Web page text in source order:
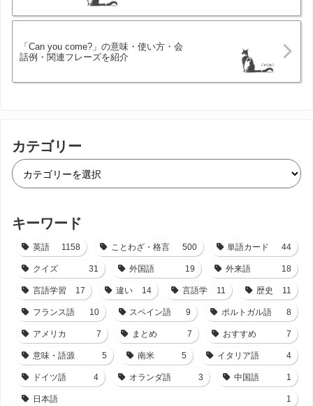
「Can you come?」の意味・使い方・会
話例・関連フレーズを紹介
カテゴリー
キーワード
英語 1158 ことわざ・格言 500 単語カード 44
クイズ 31 外国語 19 外来語 18
言語学習 17 違い 14 言語学 11 歴史 11
フランス語 10 スペイン語 9 ポルトガル語 8
アメリカ 7 まとめ 7 おすすめ 7
意味・語源 5 南米 5 イタリア語 4
ドイツ語 4 オランダ語 3 中国語 1
日本語 1